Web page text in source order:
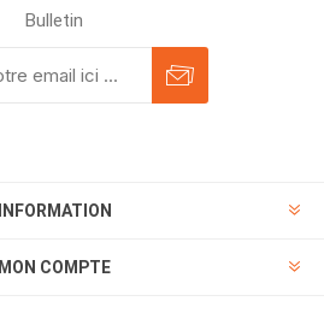
Bulletin
INFORMATION
MON COMPTE